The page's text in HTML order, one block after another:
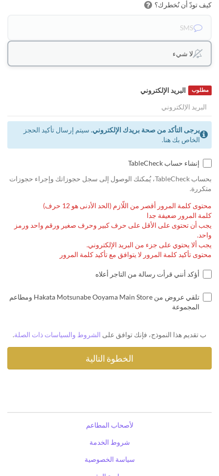
كيف تودّ أن نُخطرك؟
SMS
لا شيء
البريد الإلكتروني مطلوب
يرجى التأكد من صحة بريدك الإلكتروني. سيتم إرسال تأكيد الحجز
الخاص بك هنا.
إنشاء حساب TableCheck
بحساب TableCheck، يُمكنك الوصول إلى سجل حجوزاتك وإجراء حجوزات
متكررة.
محتوى كلمة المرور أقصر من اللّازم (الحد الأدنى هو 12 حرف)
كلمة المرور ضعيفة جدا
يجب أن تحتوى على الأقل على حرف كبير وحرف صغير ورقم واحد ورمز
واحد.
يجب ألا يحتوي على جزء من البريد الإلكتروني.
محتوى تأكيد كلمة المرور لا يتوافق مع تأكيد كلمة المرور
أؤكد أنني قرأت رسالة من التاجر أعلاه
تلقي عروض من Hakata Motsunabe Ooyama Main Store ومطاعم
المجموعة
ب تقديم هذا النموذج، فإنك توافق على الشروط والسياسات ذات الصلة.
لأصحاب المطاعم
شروط الخدمة
سياسة الخصوصية